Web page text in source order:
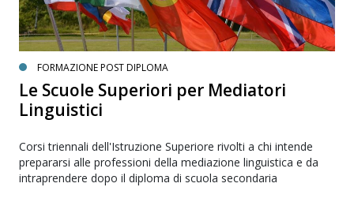
FORMAZIONE POST DIPLOMA
Le Scuole Superiori per Mediatori
Linguistici
Corsi triennali dell'Istruzione Superiore rivolti a chi intende
prepararsi alle professioni della mediazione linguistica e da
intraprendere dopo il diploma di scuola secondaria